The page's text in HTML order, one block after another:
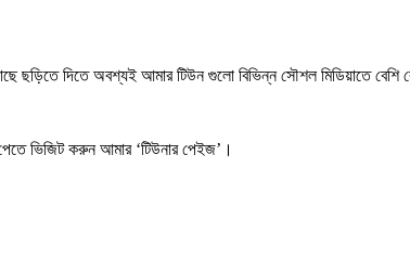
ছড়িতে দিতে অবশ্যই আমার টিউন গুলো বিভিন্ন সৌশল মিডিয়াতে বেশি
ভিজিট করুন আমার ‘টিউনার পেইজ’ ।